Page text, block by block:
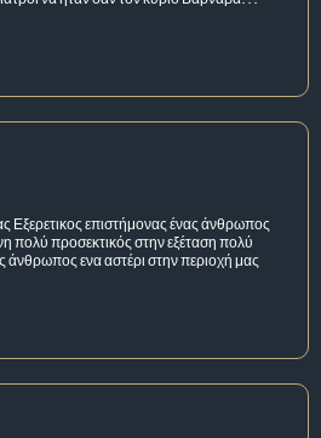
Εξερετικος επιστήμονας ένας άνθρωπος
πολύ προσεκτικός στην εξέταση πολύ
άνθρωπος ενα αστέρι στην περιοχή μας